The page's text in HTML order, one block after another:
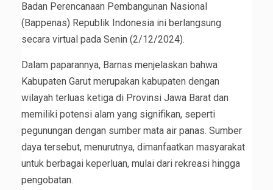
Badan Perencanaan Pembangunan Nasional
(Bappenas) Republik Indonesia ini berlangsung
secara virtual pada Senin (2/12/2024).
Dalam paparannya, Barnas menjelaskan bahwa
Kabupaten Garut merupakan kabupaten dengan
wilayah terluas ketiga di Provinsi Jawa Barat dan
memiliki potensi alam yang signifikan, seperti
pegunungan dengan sumber mata air panas. Sumber
daya tersebut, menurutnya, dimanfaatkan masyarakat
untuk berbagai keperluan, mulai dari rekreasi hingga
pengobatan.